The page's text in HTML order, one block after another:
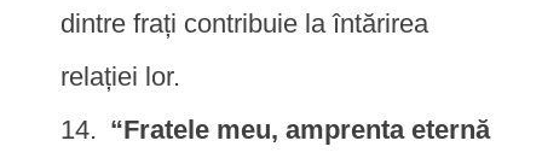
dintre frați contribuie la întărirea
relației lor.
“Fratele meu, amprenta eternă